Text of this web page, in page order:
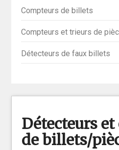
Compteurs de billets
Compteurs et trieurs de
Détecteurs de faux billets
Détecteurs
de billets/